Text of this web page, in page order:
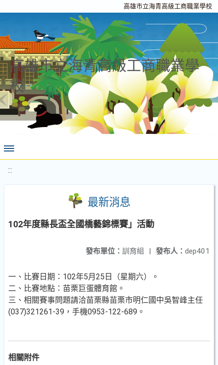
高雄市立海青高級工商職業學校
高雄市立海青高級工商職業學
校
:::
最新消息
102年度縣長盃全國橋藝錦標賽」活動
發布人： dep401
發布單位： 訓育組 |
一、比賽日期：102年5月25日（星期六）。
二、比賽地點：苗栗巨蛋體育館。
三、相關賽事問題請洽苗栗縣苗栗市明仁國中吳智峰主任
(037)321261-39，手機0953-122-689。
相關附件